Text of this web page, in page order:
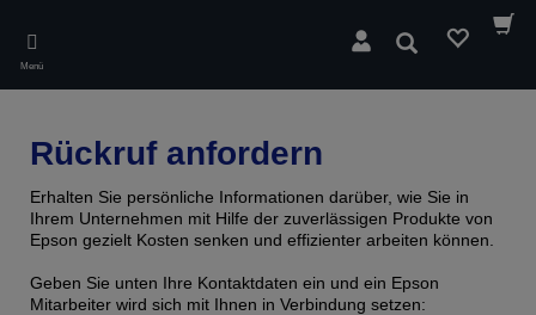
main
content
Menü
Suchen
Rückruf anfordern
Erhalten Sie persönliche Informationen darüber, wie Sie in
Ihrem Unternehmen mit Hilfe der zuverlässigen Produkte von
Epson gezielt Kosten senken und effizienter arbeiten können.
Geben Sie unten Ihre Kontaktdaten ein und ein Epson
Mitarbeiter wird sich mit Ihnen in Verbindung setzen: